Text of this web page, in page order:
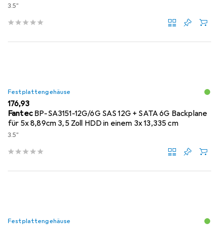
3.5"
Festplattengehäuse
EUR
176,93
Fantec BP-SA3151-12G/6G SAS 12G + SATA 6G Backplane
für 5x 8,89cm 3,5 Zoll HDD in einem 3x 13,335 cm
3.5"
Festplattengehäuse